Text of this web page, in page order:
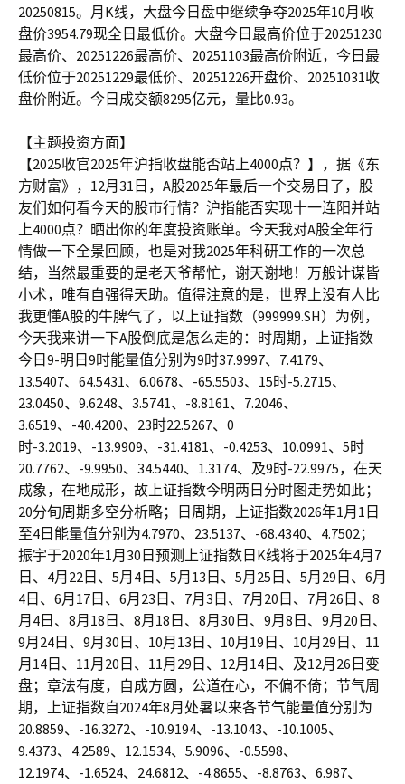
20250815。月K线，大盘今日盘中继续争夺2025年10月收
盘价3954.79现全日最低价。大盘今日最高价位于20251230
最高价、20251226最高价、20251103最高价附近，今日最
低价位于20251229最低价、20251226开盘价、20251031收
盘价附近。今日成交额8295亿元，量比0.93。
【主题投资方面】
【2025收官2025年沪指收盘能否站上4000点？】，据《东
方财富》，12月31日，A股2025年最后一个交易日了，股
友们如何看今天的股市行情？沪指能否实现十一连阳并站
上4000点？晒出你的年度投资账单。今天我对A股全年行
情做一下全景回顾，也是对我2025年科研工作的一次总
结，当然最重要的是老天爷帮忙，谢天谢地！万般计谋皆
小术，唯有自强得天助。值得注意的是，世界上没有人比
我更懂A股的牛脾气了，以上证指数（999999.SH）为例，
今天我来讲一下A股倒底是怎么走的：时周期，上证指数
今日9-明日9时能量值分别为9时37.9997、7.4179、
13.5407、64.5431、6.0678、-65.5503、15时-5.2715、
23.0450、9.6248、3.5741、-8.8161、7.2046、
3.6519、-40.4200、23时22.5267、0
时-3.2019、-13.9909、-31.4181、-0.4253、10.0991、5时
20.7762、-9.9950、34.5440、1.3174、及9时-22.9975，在天
成象，在地成形，故上证指数今明两日分时图走势如此；
20分旬周期多空分析略；日周期，上证指数2026年1月1日
至4日能量值分别为4.7970、23.5137、-68.4340、4.7502；
振宇于2020年1月30日预测上证指数日K线将于2025年4月7
日、4月22日、5月4日、5月13日、5月25日、5月29日、6月
4日、6月17日、6月23日、7月3日、7月20日、7月26日、8
月4日、8月18日、8月18日、8月30日、9月8日、9月20日、
9月24日、9月30日、10月13日、10月19日、10月29日、11
月14日、11月20日、11月29日、12月14日、及12月26日变
盘；章法有度，自成方圆，公道在心，不偏不倚；节气周
期，上证指数自2024年8月处暑以来各节气能量值分别为
20.8859、-16.3272、-10.9194、-13.1043、-10.1005、
9.4373、4.2589、12.1534、5.9096、-0.5598、
12.1974、-1.6524、24.6812、-4.8655、-8.8763、6.987、